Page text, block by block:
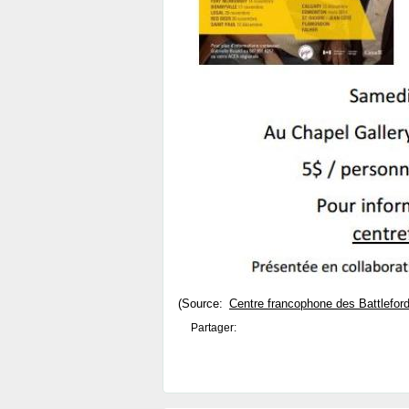
(Source: Centre francophone des Battleford
Partager: